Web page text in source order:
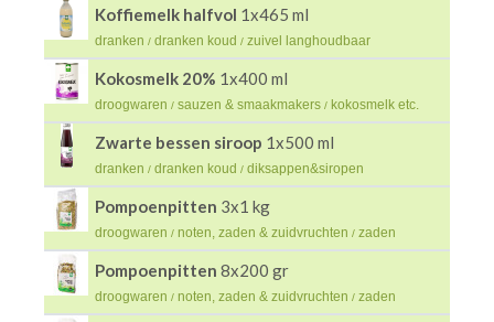
Koffiemelk halfvol 1x465 ml
dranken / dranken koud / zuivel langhoudbaar
Kokosmelk 20% 1x400 ml
droogwaren / sauzen & smaakmakers / kokosmelk etc.
Zwarte bessen siroop 1x500 ml
dranken / dranken koud / diksappen&siropen
Pompoenpitten 3x1 kg
droogwaren / noten, zaden & zuidvruchten / zaden
Pompoenpitten 8x200 gr
droogwaren / noten, zaden & zuidvruchten / zaden